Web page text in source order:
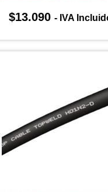
$13.090 - IVA